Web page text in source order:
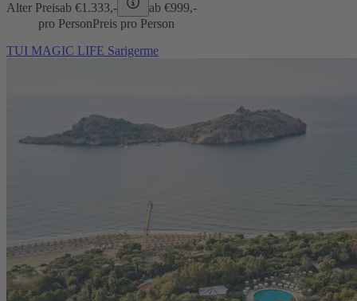
Alter Preisab €1.333,- ab €999,-
pro PersonPreis pro Person
TUI MAGIC LIFE Sarigerme